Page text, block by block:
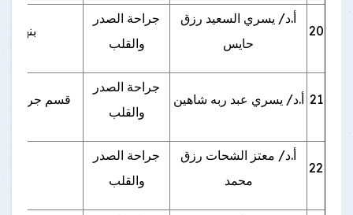
20
أ.د/ يسري السعيد رزق
حايس
جراحة الصدر
والقلب
بنها -
21 أ.د/ يسري عبد ربه شاهين
جراحة الصدر
والقلب
قسم جراحة
22
أ.د/ معتز الشحات رزق
محمد
جراحة الصدر
والقلب